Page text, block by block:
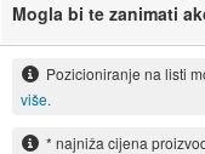
Mogla bi te zanimati
Pozicioniranje na listi
više.
* najniža cijena